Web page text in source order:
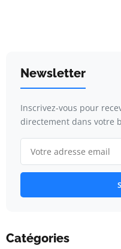
Newsletter
Inscrivez-vous pour
directement dans votre
Catégories